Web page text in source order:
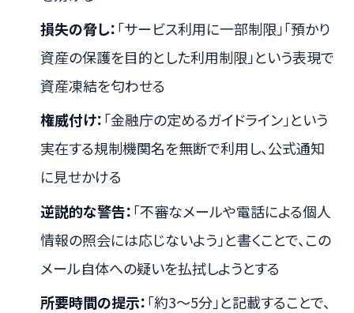
損失の脅し：「サービス利用に一部制限」「預かり
資産の保護を目的とした利用制限」という表現で
資産凍結を匂わせる
権威付け：「金融庁の定めるガイドライン」という
実在する規制機関名を無断で利用し、公式通知
に見せかける
逆説的な警告：「不審なメールや電話による個人
情報の照会には応じないよう」と書くことで、この
メール自体への疑いを払拭しようとする
所要時間の提示：「約3〜5分」と記載することで、